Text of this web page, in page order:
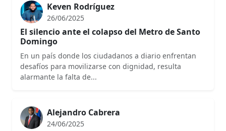
Keven Rodríguez
26/06/2025
El silencio ante el colapso del Metro de Santo
Domingo
En un país donde los ciudadanos a diario enfrentan
desafíos para movilizarse con dignidad, resulta
alarmante la falta de...
Alejandro Cabrera
24/06/2025